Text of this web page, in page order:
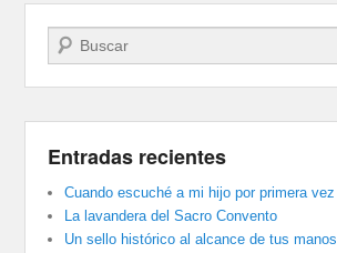
Buscar
Entradas recientes
Cuando escuché a mi hijo por primera vez
La lavandera del Sacro Convento
Un sello histórico al alcance de tus manos